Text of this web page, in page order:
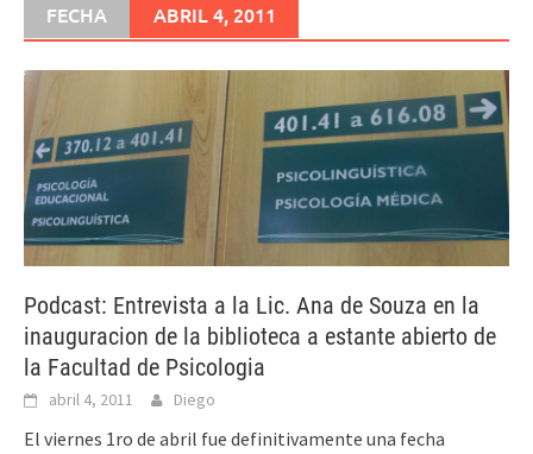
FECHA ABRIL 4, 2011
Podcast: Entrevista a la Lic. Ana de Souza en la
inauguracion de la biblioteca a estante abierto de
la Facultad de Psicologia
abril 4, 2011 Diego
El viernes 1ro de abril fue definitivamente una fecha